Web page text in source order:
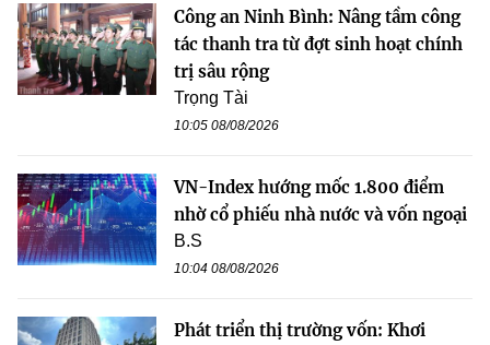
Công an Ninh Bình: Nâng tầm công
tác thanh tra từ đợt sinh hoạt chính
trị sâu rộng
Trọng Tài
10:05 08/08/2026
VN-Index hướng mốc 1.800 điểm
nhờ cổ phiếu nhà nước và vốn ngoại
B.S
10:04 08/08/2026
Phát triển thị trường vốn: Khơi